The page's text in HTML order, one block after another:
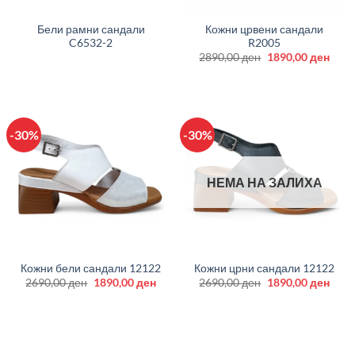
Бели рамни сандали
C6532-2
Кожни црвени сандали
R2005
2890,00ден Original
1890,00ден
-30%
Кожни бели сандали 12122
2690,00ден Original
1890,00денCurrent
-30%
НЕМА НА ЗАЛИХА
Кожни црни сандали 12122
2690,00ден Original
1890,00ден